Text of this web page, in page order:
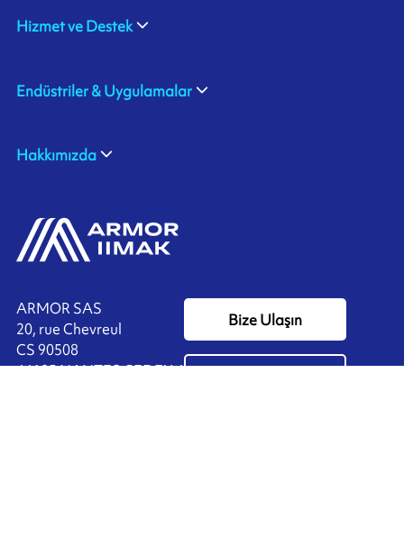
ARMOR SAS
20, rue Chevreul
CS 90508
44105 NANTES CEDEX 4
Bize Ulaşın
Hizmet ve Destek
Endüstriler & Uygulamalar
Hakkımızda